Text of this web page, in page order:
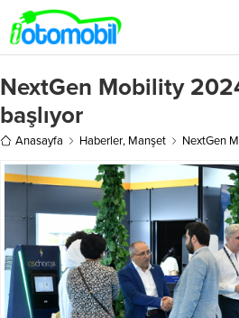
NextGen Mobility
başlıyor
Anasayfa Haberler, Manşet NextGen